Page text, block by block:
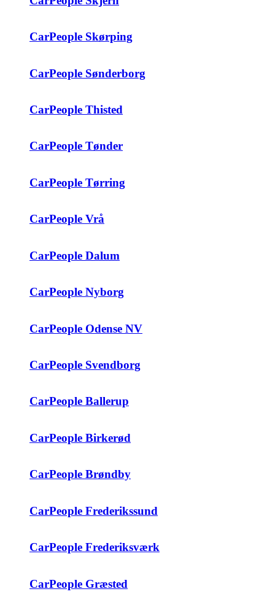
CarPeople Skørping
CarPeople Sønderborg
CarPeople Thisted
CarPeople Tønder
CarPeople Tørring
CarPeople Vrå
CarPeople Dalum
CarPeople Nyborg
CarPeople Odense NV
CarPeople Svendborg
CarPeople Ballerup
CarPeople Birkerød
CarPeople Brøndby
CarPeople Frederikssund
CarPeople Frederiksværk
CarPeople Græsted